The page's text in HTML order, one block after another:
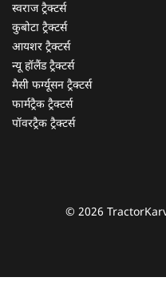
स्वराज ट्रैक्टर्स
कुबोटा ट्रैक्टर्स
आयशर ट्रैक्टर्स
न्यू हॉलैंड ट्रैक्टर्स
मैसी फर्ग्यूसन ट्रैक्टर्स
फार्मट्रैक ट्रैक्टर्स
पॉवरट्रैक ट्रैक्टर्स
© 2026